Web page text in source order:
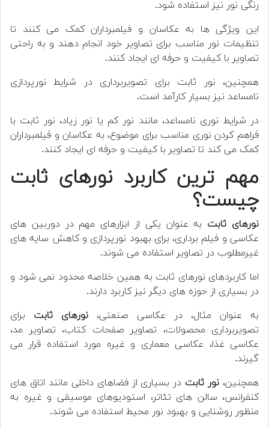
رنگی نور نیز استفاده شود.
این ویژگی ها به عکاسان و فیلمبرداران کمک می کنند تا
تنظیمات نور مناسب برای تصاویر خود انجام دهند و به راحتی
تصاویر با کیفیت و حرفه ای ایجاد کنند.
همچنین، نور ثابت برای تصویربرداری در شرایط نورپردازی
نامساعد نیز بسیار کارآمد است.
در شرایط نوری نامساعد، مانند نور کم یا نور زیاد، نور ثابت با
فراهم کردن نوری مناسب برای موضوع، به عکاسان و فیلمبرداران
کمک می کند تا تصاویر با کیفیت و حرفه ای ایجاد کنند.
مهم ترین کاربرد نورهای ثابت
چیست؟
نورهای ثابت به عنوان یکی از ابزارهای مهم در دوربین های
عکاسی و فیلم برداری، برای بهبود نورپردازی و کاهش سایه های
غیرمطلوب در تصاویر استفاده می شوند.
اما کاربردهای نورهای ثابت به همین خلاصه محدود نمی شود و
در بسیاری از حوزه های دیگر نیز کاربرد دارند.
به عنوان مثال، در عکاسی صنعتی، نورهای ثابت برای
تصویربرداری محصولات، تصاویر صفحات کتاب، تصاویر مد،
عکاسی غذا، عکاسی معماری و غیره مورد استفاده قرار می
گیرند.
همچنین، نور ثابت در بسیاری از فضاهای داخلی مانند اتاق های
کنفرانس، سالن های تئاتر، استودیوهای موسیقی و غیره به
منظور روشنایی و بهبود نور محیط استفاده می شوند.